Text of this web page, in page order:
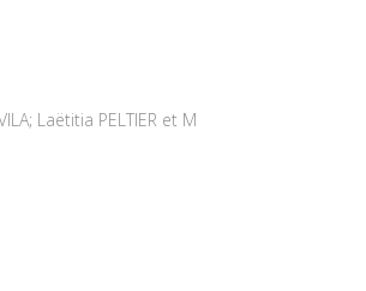
Laëtitia PELTIER et M